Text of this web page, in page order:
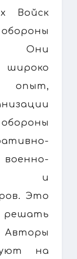
Войск
Они
опыт,
и
Это
решать
Авторы
на